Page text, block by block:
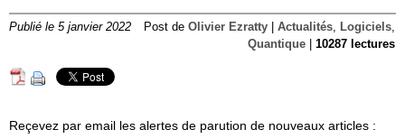
Publié le 5 janvier 2022 Post de Olivier Ezratty Actualités, Logiciels,
Quantique
10287 lectures
Reçevez par email les alertes de parution de nouveaux articles :